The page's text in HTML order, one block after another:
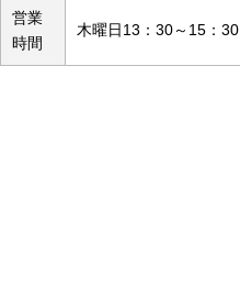
営業
時間
木曜日13：30～15：30